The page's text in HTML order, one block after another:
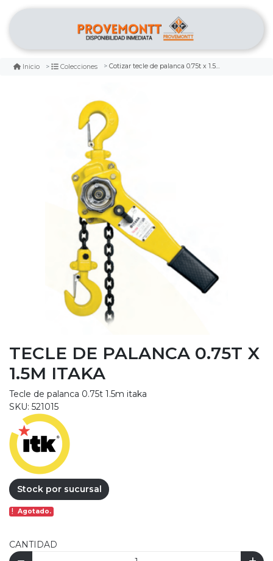
Inicio Colecciones Cotizar tecle de palanca 0.75t x 1.5m itaka
TECLE DE PALANCA 0.75T X
1.5M ITAKA
Tecle de palanca 0.75t 1.5m itaka
SKU: 521015
Stock por sucursal
Agotado.
CANTIDAD